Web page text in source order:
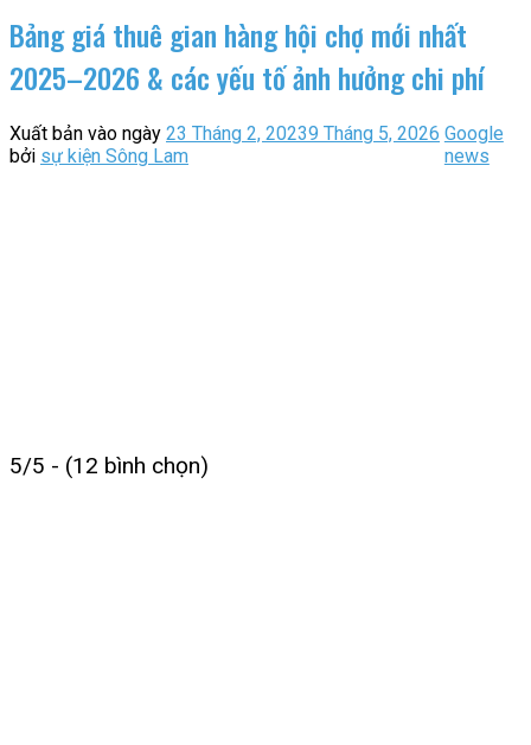
Bảng giá thuê gian hàng hội chợ mới nhất
2025–2026 & các yếu tố ảnh hưởng chi phí
Xuất bản vào ngày 23 Tháng 2, 20239 Tháng 5, 2026
bởi sự kiện Sông Lam
Google
news
5/5 - (12 bình chọn)